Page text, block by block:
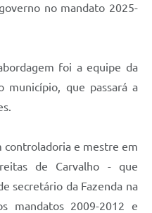
no mandato 2025-
foi a equipe da
município, que passará a
controladoria e mestre em
de Carvalho - que
secretário da Fazenda na
mandatos 2009-2012 e